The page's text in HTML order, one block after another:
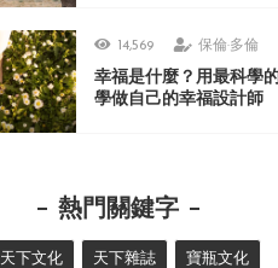
14,569 保倫·多倫
幸福是什麼？用最科學
學做自己的幸福設計師
熱門關鍵字
天下文化 天下雜誌 寶瓶文化